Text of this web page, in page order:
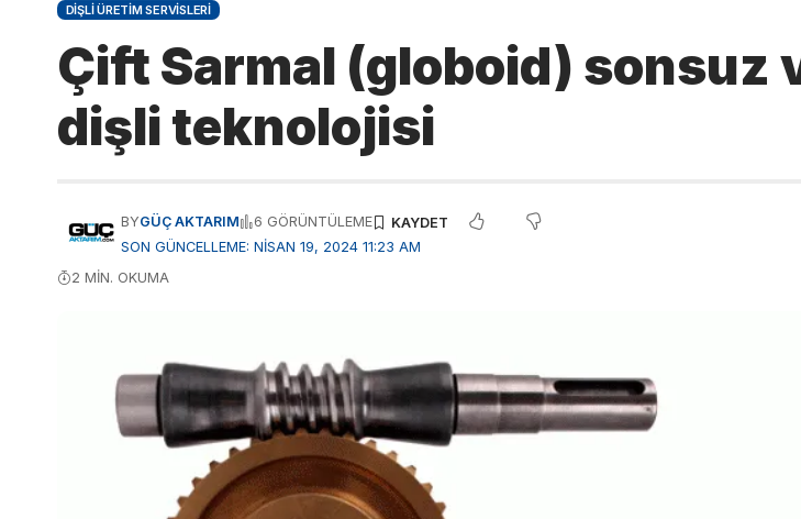
DIŞLI ÜRETIM SERVISLERI
Çift Sarmal (globoid) sonsuz
dişli teknolojisi
SON GÜNCELLEME: NISAN 19, 2024 11:23 AM
BYGÜÇ AKTARIM 6 GÖRÜNTÜLEME
2 MIN. OKUMA